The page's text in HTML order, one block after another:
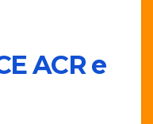
ACR e